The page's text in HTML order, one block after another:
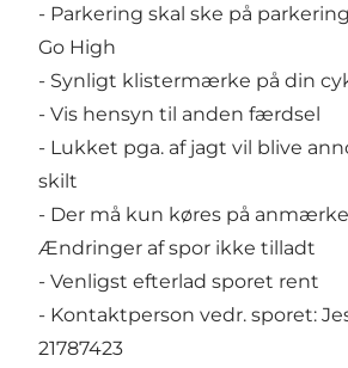
- Parkering skal ske på
Go High
- Synligt klistermærke på din
- Vis hensyn til anden færdsel
- Lukket pga. af jagt vil blive
skilt
- Der må kun køres på
Ændringer af spor ikke tilladt
- Venligst efterlad sporet rent
- Kontaktperson vedr. sporet:
21787423